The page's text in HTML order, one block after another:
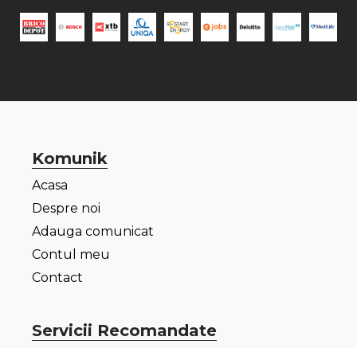
Komunik
Acasa
Despre noi
Adauga comunicat
Contul meu
Contact
Servicii Recomandate